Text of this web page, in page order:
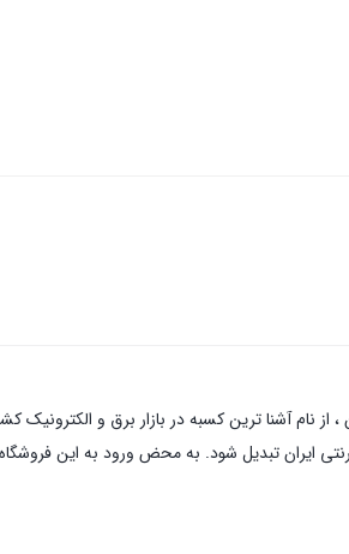
ایران تبدیل شود. به محض ورود به این